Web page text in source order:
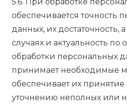
обеспечивается точность
данных, их достаточность,
случаях и актуальность
обработки персональных
принимает необходимые
обеспечивает их
уточнению неполных или